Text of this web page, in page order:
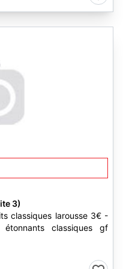
3)
classiques larousse 3€ -
classiques gf